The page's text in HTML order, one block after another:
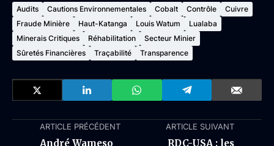
Audits Cautions Environnementales Cobalt Contrôle
Cuivre
Fraude Minière
Haut-Katanga Louis Watum
Lualaba
Minerais Critiques
Réhabilitation
Secteur Minier
Sûretés Financières
Traçabilité Transparence
ARTICLE PRÉCÉDENT
André Wameso
ARTICLE SUIVANT
RDC-USA : les